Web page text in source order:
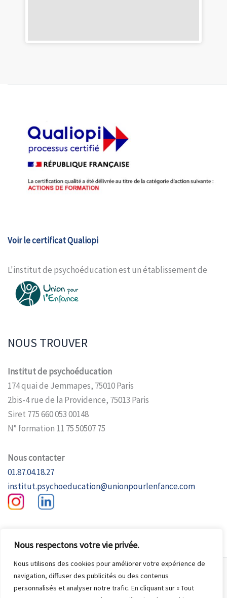
Nous respectons votre vie privée.
Nous utilisons des cookies pour améliorer votre expérience de
navigation, diffuser des publicités ou des contenus
personnalisés et analyser notre trafic. En cliquant sur « Tout
Voir le certificat Qualiopi
L'institut de psychoéducation est un établissement de
NOUS TROUVER
Institut de psychoéducation
174 quai de Jemmapes, 75010 Paris
2bis-4 rue de la Providence, 75013 Paris
Siret 775 660 053 00148
N° formation 11 75 50507 75
Nous contacter
01.87.04.18.27
institut.psychoeducation@unionpourlenfance.com
Copyright © 2026 Institut de Psychoéducation |
Conditions générales
d'utilisation | Protection des données personnelles